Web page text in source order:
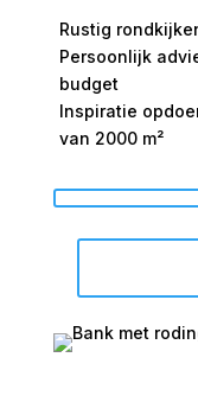
Rustig
Persoonlijk
budget
Inspiratie
van 2000 m²